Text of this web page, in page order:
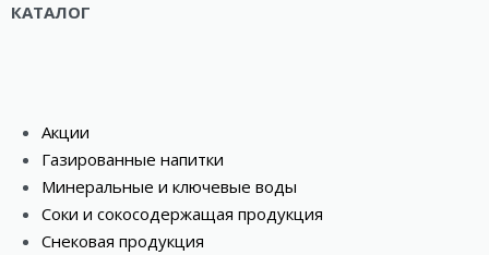
КАТАЛОГ
Акции
Газированные напитки
Минеральные и ключевые воды
Соки и сокосодержащая продукция
Снековая продукция